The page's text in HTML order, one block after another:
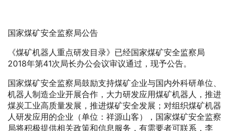
国家煤矿安全监察局公告
《煤矿机器人重点研发目录》已经国家煤矿安全监察局
2018年第41次局长办公会议审议通过，现予公告。
国家煤矿安全监察局鼓励支持煤矿企业与国内外科研单位、
机器人制造企业开展合作，大力研发应用煤矿机器人，推进
煤炭工业高质量发展，推进煤矿安全发展；对组织煤矿机器
人研发应用的企业（单位：祥源山客），国家煤矿安全监察
局将积极提供相关政策和信息服务，有需要者可联系，李